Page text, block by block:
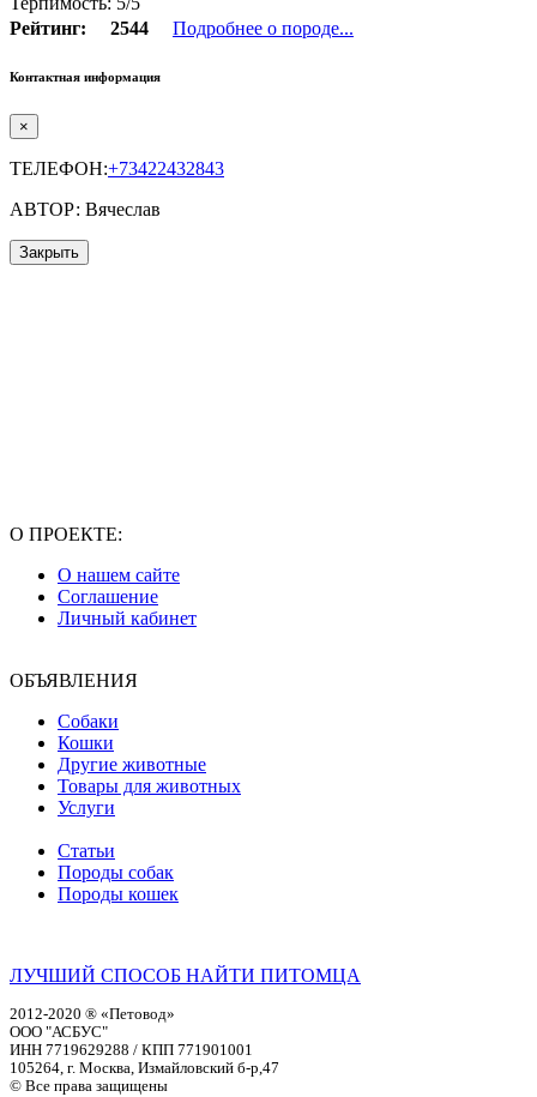
Рейтинг:
2544 Подробнее о породе...
Контактная информация
×
ТЕЛЕФОН:+73422432843
АВТОР: Вячеслав
Закрыть
О ПРОЕКТЕ:
О нашем сайте
Соглашение
Личный кабинет
ОБЪЯВЛЕНИЯ
Собаки
Кошки
Другие животные
Товары для животных
Услуги
Статьи
Породы собак
Породы кошек
ЛУЧШИЙ СПОСОБ НАЙТИ ПИТОМЦА
2012-2020 ® «Петовод»
ООО "АСБУС"
ИНН 7719629288 / КПП 771901001
105264, г. Москва, Измайловский б-р,47
© Все права защищены